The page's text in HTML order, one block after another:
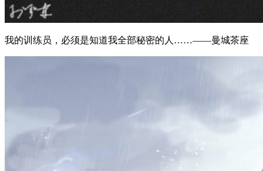
我的训练员，必须是知道我全部秘密的人……——曼城茶座